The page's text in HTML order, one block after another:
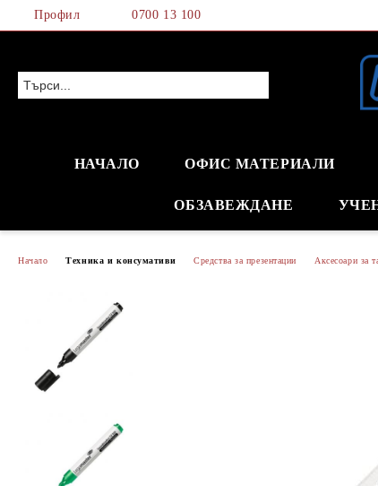
Профил 0700 13 100
НАЧАЛО ОФИС МАТЕРИАЛИ
ОБЗАВЕЖДАНЕ
Начало Техника и консумативи Средства за презентации Аксесоари за